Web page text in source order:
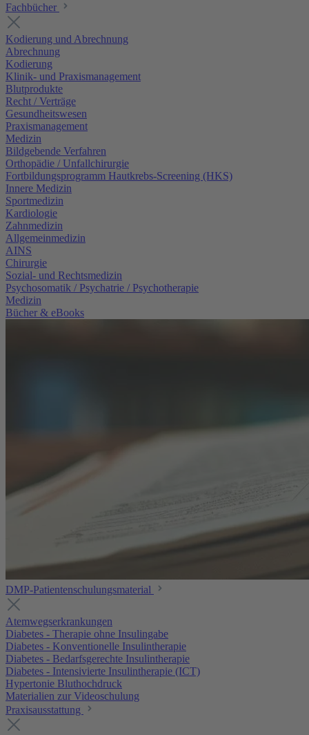
Fachbücher
Kodierung und Abrechnung
Abrechnung
Kodierung
Klinik- und Praxismanagement
Blutprodukte
Recht / Verträge
Gesundheitswesen
Praxismanagement
Medizin
Bildgebende Verfahren
Orthopädie / Unfallchirurgie
Fortbildungsprogramm Hautkrebs-Screening (HKS)
Innere Medizin
Sportmedizin
Kardiologie
Zahnmedizin
Allgemeinmedizin
AINS
Chirurgie
Sozial- und Rechtsmedizin
Psychosomatik / Psychatrie / Psychotherapie
Medizin
Bücher & eBooks
DMP-Patientenschulungsmaterial
Atemwegserkrankungen
Diabetes - Therapie ohne Insulingabe
Diabetes - Konventionelle Insulintherapie
Diabetes - Bedarfsgerechte Insulintherapie
Diabetes - Intensivierte Insulintherapie (ICT)
Hypertonie Bluthochdruck
Materialien zur Videoschulung
Praxisausstattung